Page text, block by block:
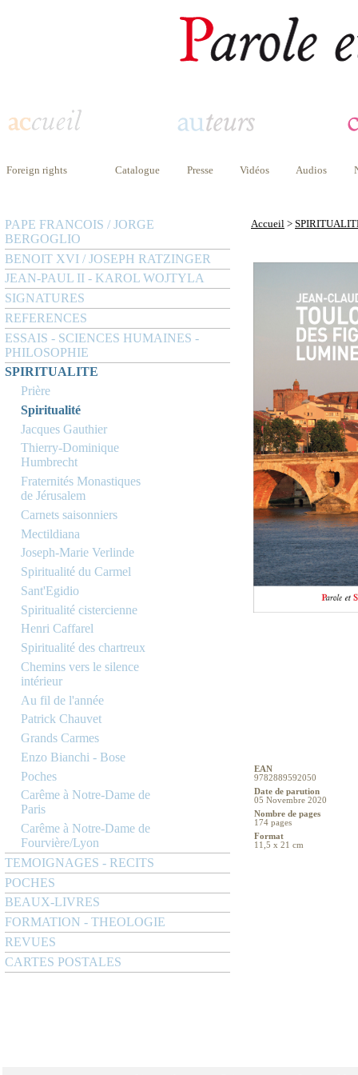
Foreign rights Catalogue Presse Vidéos Audios
PAPE FRANCOIS / JORGE
BERGOGLIO
BENOIT XVI / JOSEPH RATZINGER
JEAN-PAUL II - KAROL WOJTYLA
SIGNATURES
REFERENCES
ESSAIS - SCIENCES HUMAINES -
PHILOSOPHIE
SPIRITUALITE
Prière
Spiritualité
Jacques Gauthier
Thierry-Dominique
Humbrecht
Fraternités Monastiques
de Jérusalem
Carnets saisonniers
Mectildiana
Joseph-Marie Verlinde
Spiritualité du Carmel
Sant'Egidio
Spiritualité cistercienne
Henri Caffarel
Spiritualité des chartreux
Chemins vers le silence
intérieur
Au fil de l'année
Patrick Chauvet
Grands Carmes
Enzo Bianchi - Bose
Poches
Carême à Notre-Dame de
Paris
Carême à Notre-Dame de
Fourvière/Lyon
TEMOIGNAGES - RECITS
POCHES
BEAUX-LIVRES
FORMATION - THEOLOGIE
REVUES
CARTES POSTALES
Accueil >
EAN
9782889592050
Date de parution
05 Novembre 2020
Nombre de pages
174 pages
Format
11,5 x 21 cm